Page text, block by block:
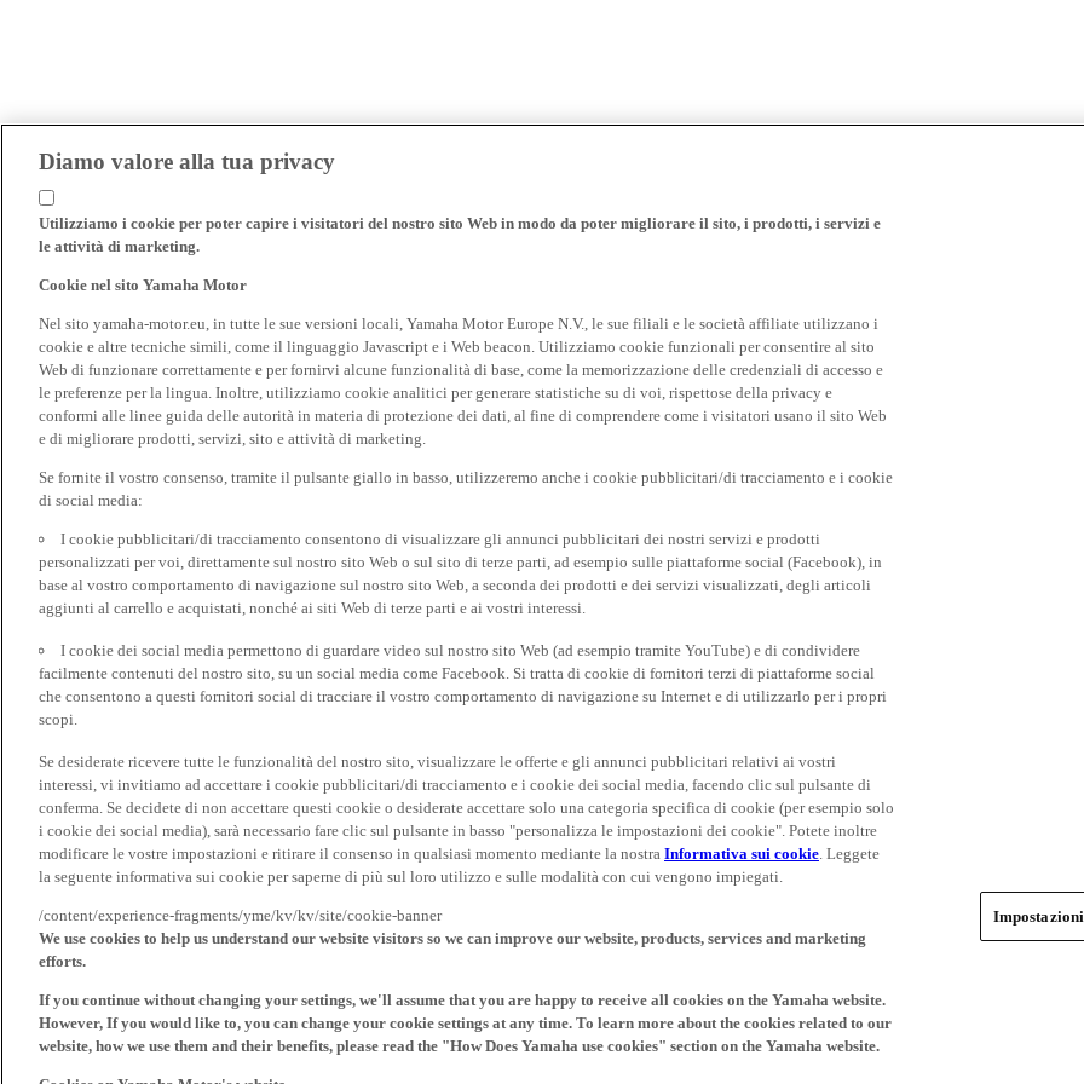
Diamo valore alla tua privacy
Utilizziamo i cookie per poter capire i visitatori del nostro sito Web in modo da poter migliorare il sito, i prodotti, i servizi e
le attività di marketing.
Cookie nel sito Yamaha Motor
Nel sito yamaha-motor.eu, in tutte le sue versioni locali, Yamaha Motor Europe N.V., le sue filiali e le società affiliate utilizzano i
cookie e altre tecniche simili, come il linguaggio Javascript e i Web beacon. Utilizziamo cookie funzionali per consentire al sito
Web di funzionare correttamente e per fornirvi alcune funzionalità di base, come la memorizzazione delle credenziali di accesso e
le preferenze per la lingua. Inoltre, utilizziamo cookie analitici per generare statistiche su di voi, rispettose della privacy e
conformi alle linee guida delle autorità in materia di protezione dei dati, al fine di comprendere come i visitatori usano il sito Web
e di migliorare prodotti, servizi, sito e attività di marketing.
Se fornite il vostro consenso, tramite il pulsante giallo in basso, utilizzeremo anche i cookie pubblicitari/di tracciamento e i cookie
di social media:
I cookie pubblicitari/di tracciamento consentono di visualizzare gli annunci pubblicitari dei nostri servizi e prodotti
personalizzati per voi, direttamente sul nostro sito Web o sul sito di terze parti, ad esempio sulle piattaforme social (Facebook), in
base al vostro comportamento di navigazione sul nostro sito Web, a seconda dei prodotti e dei servizi visualizzati, degli articoli
aggiunti al carrello e acquistati, nonché ai siti Web di terze parti e ai vostri interessi.
I cookie dei social media permettono di guardare video sul nostro sito Web (ad esempio tramite YouTube) e di condividere
facilmente contenuti del nostro sito, su un social media come Facebook. Si tratta di cookie di fornitori terzi di piattaforme social
che consentono a questi fornitori social di tracciare il vostro comportamento di navigazione su Internet e di utilizzarlo per i propri
scopi.
Se desiderate ricevere tutte le funzionalità del nostro sito, visualizzare le offerte e gli annunci pubblicitari relativi ai vostri
interessi, vi invitiamo ad accettare i cookie pubblicitari/di tracciamento e i cookie dei social media, facendo clic sul pulsante di
conferma. Se decidete di non accettare questi cookie o desiderate accettare solo una categoria specifica di cookie (per esempio solo
i cookie dei social media), sarà necessario fare clic sul pulsante in basso "personalizza le impostazioni dei cookie". Potete inoltre
modificare le vostre impostazioni e ritirare il consenso in qualsiasi momento mediante la nostra Informativa sui cookie. Leggete
la seguente informativa sui cookie per saperne di più sul loro utilizzo e sulle modalità con cui vengono impiegati.
/content/experience-fragments/yme/kv/kv/site/cookie-banner
We use cookies to help us understand our website visitors so we can improve our website, products, services and marketing
efforts.
If you continue without changing your settings, we'll assume that you are happy to receive all cookies on the Yamaha website.
However, If you would like to, you can change your cookie settings at any time. To learn more about the cookies related to our
website, how we use them and their benefits, please read the "How Does Yamaha use cookies" section on the Yamaha website.